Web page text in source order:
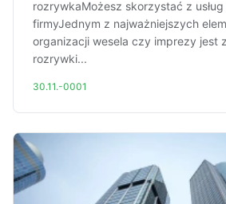
rozrywkaMożesz skorzystać z
firmyJednym z najważniejszych
organizacji wesela czy imprezy jest
rozrywki...
30.11.-0001